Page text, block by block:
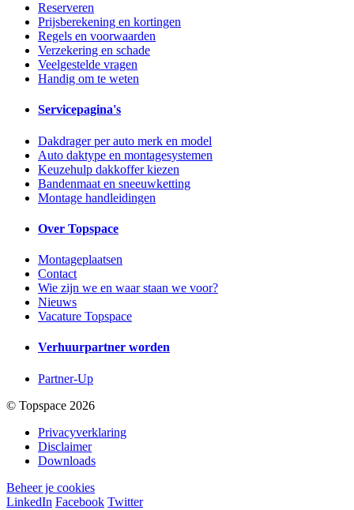
Reserveren
Prijsberekening en kortingen
Regels en voorwaarden
Verzekering en schade
Veelgestelde vragen
Handig om te weten
Servicepagina's
Dakdrager per auto merk en model
Auto daktype en montagesystemen
Keuzehulp dakkoffer kiezen
Bandenmaat en sneeuwketting
Montage handleidingen
Over Topspace
Montageplaatsen
Contact
Wie zijn we en waar staan we voor?
Nieuws
Vacature Topspace
Verhuurpartner worden
Partner-Up
© Topspace 2026
Privacyverklaring
Disclaimer
Downloads
Beheer je cookies
LinkedIn Facebook Twitter